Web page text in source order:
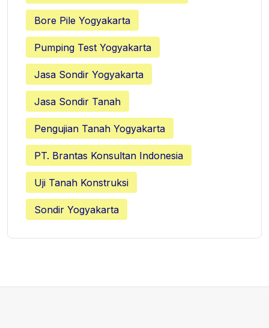
Bore Pile Yogyakarta
Pumping Test Yogyakarta
Jasa Sondir Yogyakarta
Jasa Sondir Tanah
Pengujian Tanah Yogyakarta
PT. Brantas Konsultan Indonesia
Uji Tanah Konstruksi
Sondir Yogyakarta